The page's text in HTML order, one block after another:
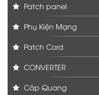
Patch panel
Phụ Kiện Mạng
Patch Cord
CONVERTER
Cáp Quang